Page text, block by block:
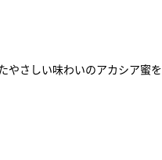
やさしい味わいのアカシア蜜を